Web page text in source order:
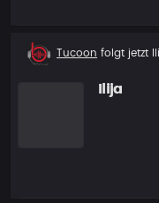
Neuer
Tucoon folgt jetzt
Ilija